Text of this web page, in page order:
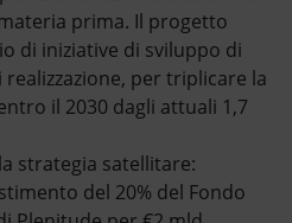
prima. Il progetto
di iniziative di sviluppo di
realizzazione, per triplicare la
il 2030 dagli attuali 1,7
strategia satellitare:
del 20% del Fondo